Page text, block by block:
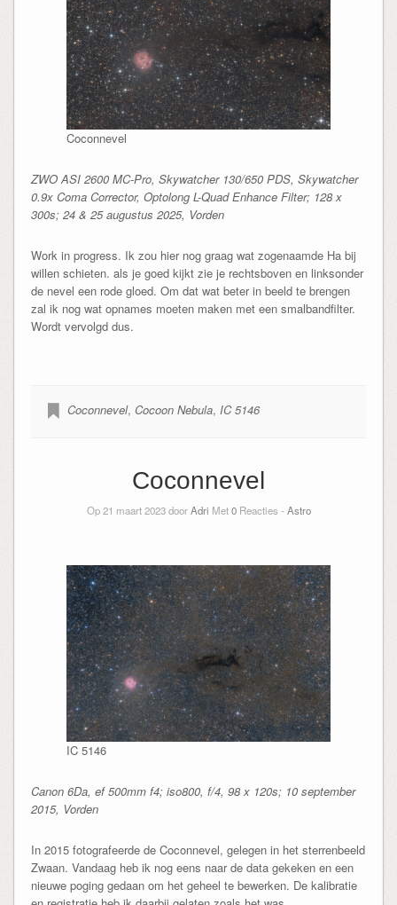
Coconnevel
ZWO ASI 2600 MC-Pro, Skywatcher 130/650 PDS, Skywatcher
0.9x Coma Corrector, Optolong L-Quad Enhance Filter; 128 x
300s; 24 & 25 augustus 2025, Vorden
Work in progress. Ik zou hier nog graag wat zogenaamde Ha bij
willen schieten. als je goed kijkt zie je rechtsboven en linksonder
de nevel een rode gloed. Om dat wat beter in beeld te brengen
zal ik nog wat opnames moeten maken met een smalbandfilter.
Wordt vervolgd dus.
Coconnevel, Cocoon Nebula, IC 5146
Coconnevel
Op 21 maart 2023 doorAdri Met0Reacties - Astro
IC 5146
Canon 6Da, ef 500mm f4; iso800, f/4, 98 x 120s; 10 september
2015, Vorden
In 2015 fotografeerde de Coconnevel, gelegen in het sterrenbeeld
Zwaan. Vandaag heb ik nog eens naar de data gekeken en een
nieuwe poging gedaan om het geheel te bewerken. De kalibratie